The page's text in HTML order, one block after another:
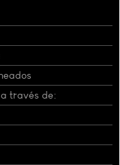
través de: